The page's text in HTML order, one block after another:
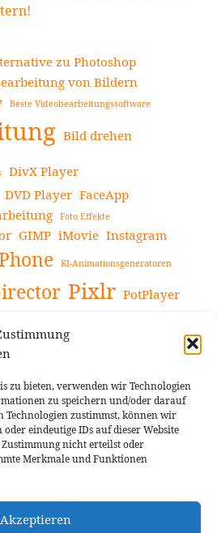
zu bieten, verwenden wir Technologien
zu speichern und/oder darauf
Technologien zustimmst, können wir
eindeutige IDs auf dieser Website
nicht erteilst oder
Merkmale und Funktionen
Akzeptieren
zu Photoshop
von Bildern
Beste Videobearbeitungssoftware
Bild drehen
DivX Player
DVD Player FaceApp
Foto Effekte
GIMP iMovie Instagram
KI-Animationsgeneratoren
Pixlr PotPlayer
Videobearbeitung
Kanal YouTube-Videos
Richtlinie